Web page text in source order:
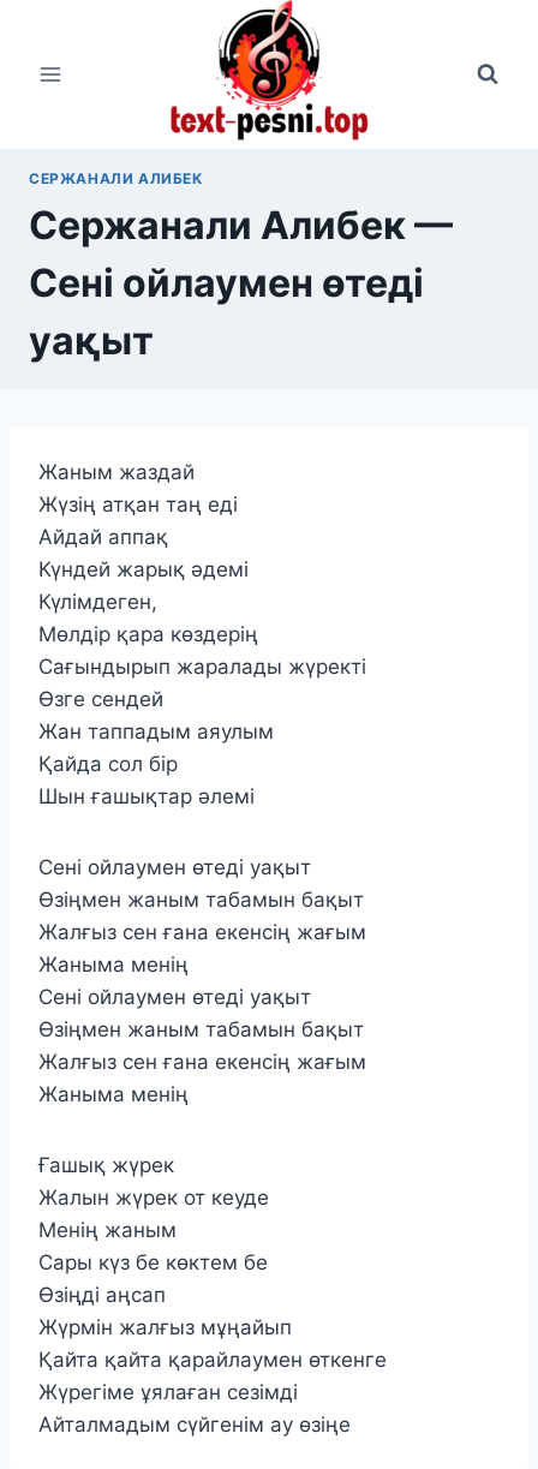
содержимому
СЕРЖАНАЛИ АЛИБЕК
Сержанали Алибек —
Сені ойлаумен өтеді
уақыт
Жаным жаздай
Жүзің атқан таң еді
Айдай аппақ
Күндей жарық әдемі
Күлімдеген,
Мөлдір қара көздерің
Сағындырып жаралады жүректі
Өзге сендей
Жан таппадым аяулым
Қайда сол бір
Шын ғашықтар әлемі
Сені ойлаумен өтеді уақыт
Өзіңмен жаным табамын бақыт
Жалғыз сен ғана екенсің жағым
Жаныма менің
Сені ойлаумен өтеді уақыт
Өзіңмен жаным табамын бақыт
Жалғыз сен ғана екенсің жағым
Жаныма менің
Ғашық жүрек
Жалын жүрек от кеуде
Менің жаным
Сары күз бе көктем бе
Өзіңді аңсап
Жүрмін жалғыз мұңайып
Қайта қайта қарайлаумен өткенге
Жүрегіме ұялаған сезімді
Айталмадым сүйгенім ау өзіңе